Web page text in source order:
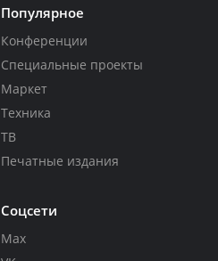
Популярное
Конференции
Специальные проекты
Маркет
Техника
ТВ
Печатные издания
Соцсети
Max